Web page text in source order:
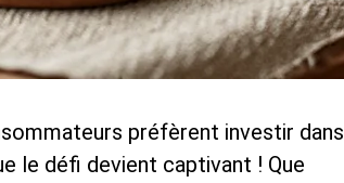
préfèrent investir dans
le défi devient captivant ! Que